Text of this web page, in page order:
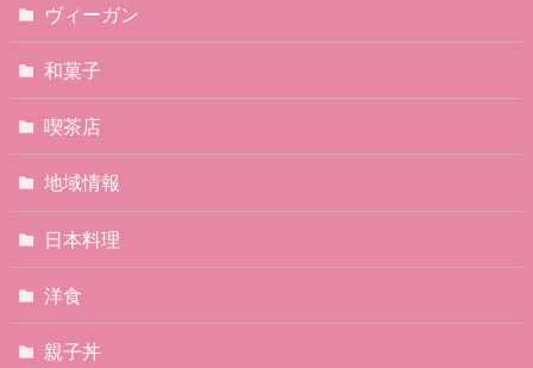
ヴィーガン
和菓子
喫茶店
地域情報
日本料理
洋食
親子丼